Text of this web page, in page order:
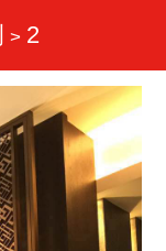
> 2